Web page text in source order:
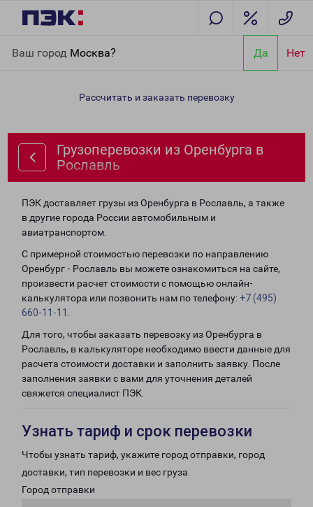
Ваш город Москва? Да Нет
Рославль
Рассчитать и заказать перевозку
Грузоперевозки из Оренбурга в
Рославль
ПЭК доставляет грузы из Оренбурга в Рославль, а также
в другие города России автомобильным и
авиатранспортом.
С примерной стоимостью перевозки по направлению
Оренбург - Рославль вы можете ознакомиться на сайте,
произвести расчет стоимости с помощью онлайн-
калькулятора или позвонить нам по телефону: +7 (495)
660-11-11
Для того, чтобы заказать перевозку из Оренбурга в
Рославль, в калькуляторе необходимо ввести данные для
расчета стоимости доставки и заполнить заявку. После
заполнения заявки с вами для уточнения деталей
свяжется специалист ПЭК.
Узнать тариф и срок перевозки
Чтобы узнать тариф, укажите город отправки, город
доставки, тип перевозки и вес груза.
Город отправки